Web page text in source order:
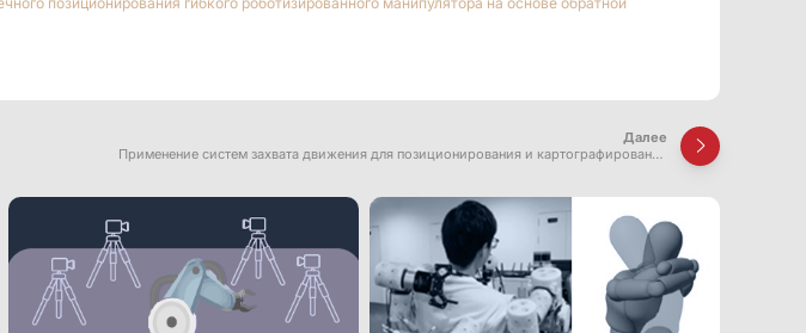
Далее
Применение систем захвата движения для позиционирования и картографирования